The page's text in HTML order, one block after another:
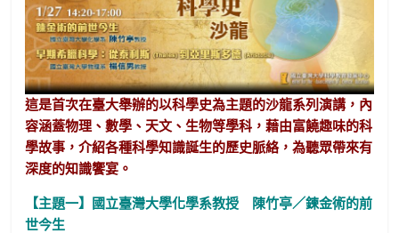
這是首次在臺大舉辦的以科學史為主題的沙龍系列演講，內
容涵蓋物理、數學、天文、生物等學科，藉由富饒趣味的科
學故事，介紹各種科學知識誕生的歷史脈絡，為聽眾帶來有
深度的知識饗宴。
【主題一】國立臺灣大學化學系教授 陳竹亭／鍊金術的前
世今生